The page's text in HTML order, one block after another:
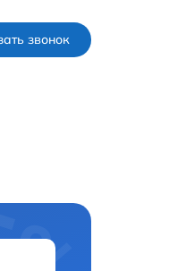
звонок